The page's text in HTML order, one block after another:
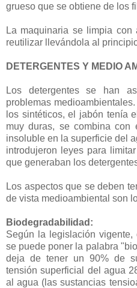
grueso que se obtiene de los
La maquinaria se limpia
reutilizar llevándola al
DETERGENTES Y MEDIO
Los detergentes se han
problemas
los sintéticos, el jabón tenía
muy duras, se combina
insoluble en la superficie del
introdujeron leyes para
que generaban los
Los aspectos que se deben
de vista medioambiental son
Biodegradabilidad:
Según la legislación
se puede poner la palabra
deja de tener un 90% de
tensión superficial del agua
al agua (las sustancias